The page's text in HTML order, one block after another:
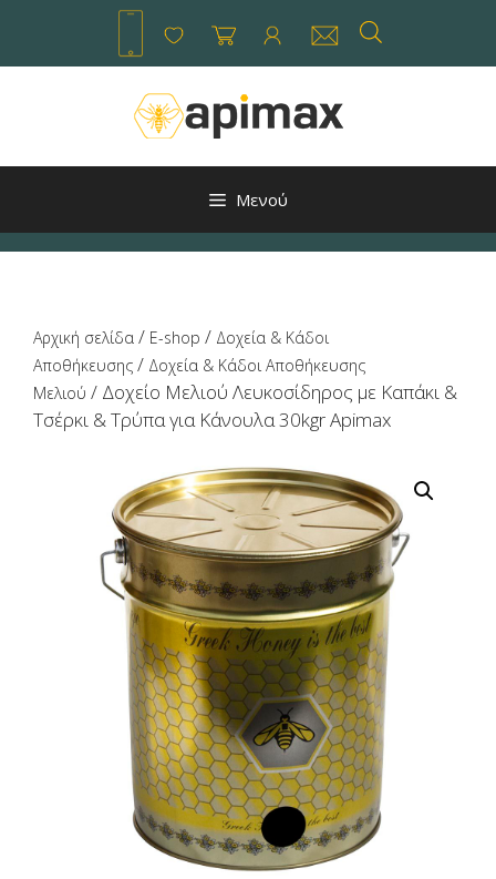
περιεχόμενο
Μενού
Αρχική σελίδα / E-shop / Δοχεία & Κάδοι
Αποθήκευσης / Δοχεία & Κάδοι Αποθήκευσης
Μελιού / Δοχείο Μελιού Λευκοσίδηρος με Καπάκι &
Τσέρκι & Τρύπα για Κάνουλα 30kgr Apimax